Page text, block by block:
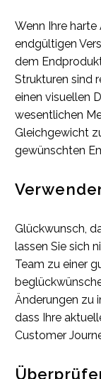
Wenn Ihre
endgültigen
dem
Strukturen sind
einen visuellen
wesentlichen
Gleichgewicht
gewünschten
Glückwunsch,
lassen Sie sich
Team zu einer
Änderungen zu
dass Ihre
Customer